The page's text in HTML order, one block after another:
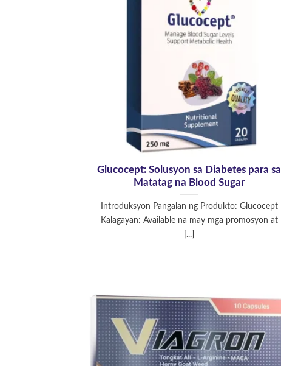
Glucocept: Solusyon sa Diabetes para sa
Matatag na Blood Sugar
Introduksyon Pangalan ng Produkto: Glucocept
Kalagayan: Available na may mga promosyon at
[...]